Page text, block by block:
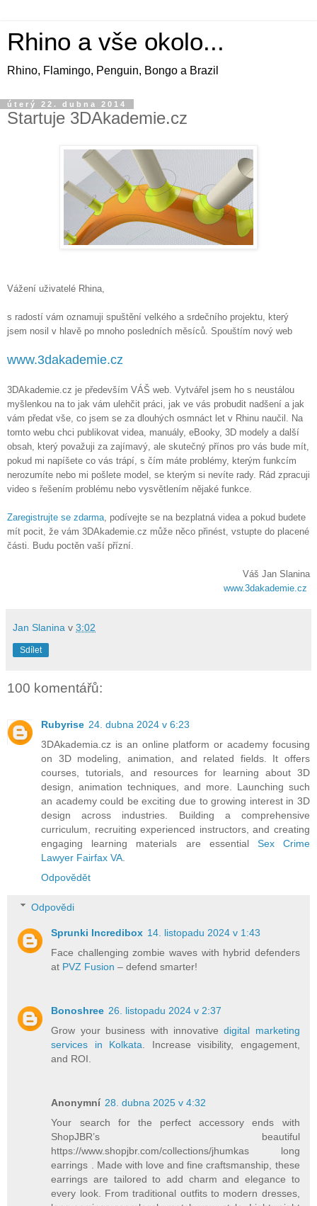
Rhino a vše okolo...
Rhino, Flamingo, Penguin, Bongo a Brazil
úterý 22. dubna 2014
Startuje 3DAkademie.cz
Vážení uživatelé Rhina,
s radostí vám oznamuji spuštění velkého a srdečního projektu, který
jsem nosil v hlavě po mnoho posledních měsíců. Spouštím nový web
www.3dakademie.cz
3DAkademie.cz je především VÁŠ web. Vytvářel jsem ho s neustálou
myšlenkou na to jak vám ulehčit práci, jak ve vás probudit nadšení a jak
vám předat vše, co jsem se za dlouhých osmnáct let v Rhinu naučil. Na
tomto webu chci publikovat videa, manuály, eBooky, 3D modely a další
obsah, který považuji za zajímavý, ale skutečný přínos pro vás bude mít,
pokud mi napíšete co vás trápí, s čím máte problémy, kterým funkcím
nerozumíte nebo mi pošlete model, se kterým si nevíte rady. Rád zpracuji
video s řešením problému nebo vysvětlením nějaké funkce.
Zaregistrujte se zdarma , podívejte se na bezplatná videa a pokud budete
mít pocit, že vám 3DAkademie.cz může něco přinést, vstupte do placené
části. Budu poctěn vaší přízní.
Váš Jan Slanina
www.3dakademie.cz
Jan Slanina v 3:02
Sdílet
100 komentářů:
Rubyrise 24. dubna 2024 v 6:23
3DAkademia.cz is an online platform or academy focusing
on 3D modeling, animation, and related fields. It offers
courses, tutorials, and resources for learning about 3D
design, animation techniques, and more. Launching such
an academy could be exciting due to growing interest in 3D
design across industries. Building a comprehensive
curriculum, recruiting experienced instructors, and creating
engaging learning materials are essential Sex Crime
Lawyer Fairfax VA
Odpovědět
Odpovědi
Sprunki Incredibox 14. listopadu 2024 v 1:43
Face challenging zombie waves with hybrid defenders
at PVZ Fusion – defend smarter!
Bonoshree 26. listopadu 2024 v 2:37
Grow your business with innovativedigital marketing
services in Kolkata . Increase visibility, engagement,
and ROI.
Anonymní 28. dubna 2025 v 4:32
Your search for the perfect accessory ends with
ShopJBR’s beautiful
https://www.shopjbr.com/collections/jhumkas long
earrings . Made with love and fine craftsmanship, these
earrings are tailored to add charm and elegance to
every look. From traditional outfits to modern dresses,